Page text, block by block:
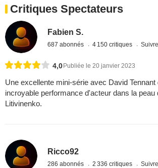
Critiques Spectateurs
Fabien S.
687 abonnés 4 150 critiques
4,0 Publiée le 20 janvier 2023
Une excellente mini-série avec David Tennant
incroyable performance d'acteur dans la peau
Litivinenko.
Ricco92
286 abonnés 2 336 critiques